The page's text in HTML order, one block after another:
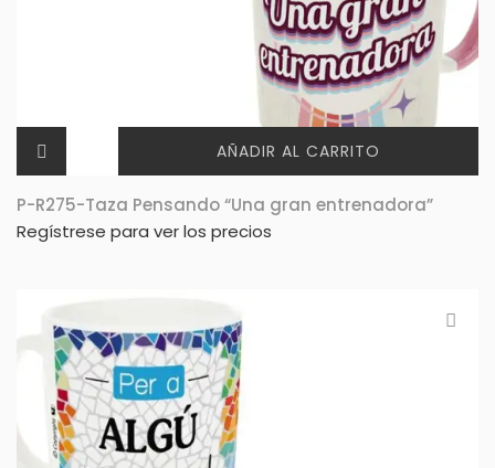
AÑADIR AL CARRITO
P-R275-Taza Pensando “Una gran entrenadora”
Regístrese para ver los precios